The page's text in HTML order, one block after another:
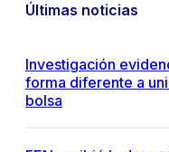
Últimas noticias
Investigación
forma diferente a
bolsa